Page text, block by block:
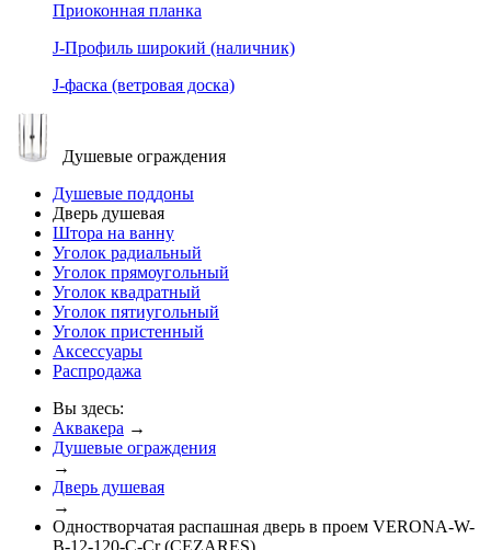
Приоконная планка
J-Профиль широкий (наличник)
J-фаска (ветровая доска)
Душевые ограждения
Душевые поддоны
Дверь душевая
Штора на ванну
Уголок радиальный
Уголок прямоугольный
Уголок квадратный
Уголок пятиугольный
Уголок пристенный
Аксессуары
Распродажа
Вы здесь:
Аквакера →
Душевые ограждения
→
Дверь душевая
→
Одностворчатая распашная дверь в проем VERONA-W-